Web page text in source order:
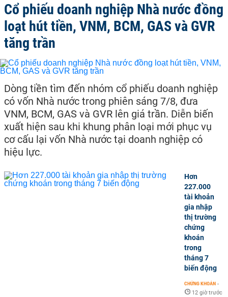
Cổ phiếu doanh nghiệp Nhà nước đồng
loạt hút tiền, VNM, BCM, GAS và GVR
tăng trần
Dòng tiền tìm đến nhóm cổ phiếu doanh nghiệp
có vốn Nhà nước trong phiên sáng 7/8, đưa
VNM, BCM, GAS và GVR lên giá trần. Diễn biến
xuất hiện sau khi khung phân loại mới phục vụ
cơ cấu lại vốn Nhà nước tại doanh nghiệp có
hiệu lực.
Hơn
227.000
tài khoản
gia nhập
thị trường
chứng
khoán
trong
tháng 7
biến động
CHỨNG KHOÁN -
12 giờ trước